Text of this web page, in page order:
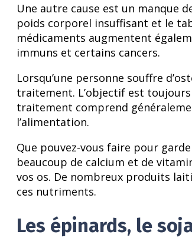
Une autre cause est un manque
poids corporel insuffisant et le
médicaments augmentent
immuns et certains cancers.
Lorsqu’une personne souffre
traitement. L’objectif est
traitement comprend
l’alimentation.
Que pouvez-vous faire pour
beaucoup de calcium et de
vos os. De nombreux produits
ces nutriments.
Les épinards, le